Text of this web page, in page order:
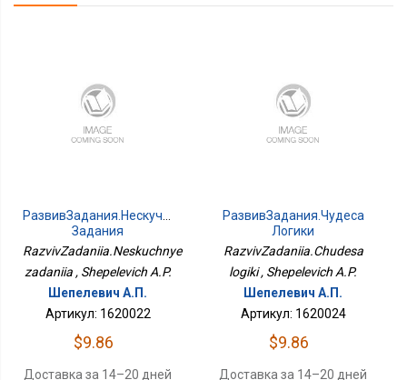
РазвивЗадания.Нескучные
Задания
RazvivZadaniia.Neskuchnye
zadaniia , Shepelevich A.P.
Шепелевич А.П.
Артикул: 1620022
$9.86
Доставка за 14–20 дней
РазвивЗадания.Чудеса
Логики
RazvivZadaniia.Chudesa
logiki , Shepelevich A.P.
Шепелевич А.П.
Артикул: 1620024
$9.86
Доставка за 14–20 дней